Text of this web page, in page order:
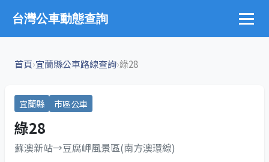
台灣公車動態查詢
首頁›宜蘭縣公車路線查詢›綠28
宜蘭縣 市區公車
綠28
蘇澳新站→豆腐岬風景區(南方澳環線)